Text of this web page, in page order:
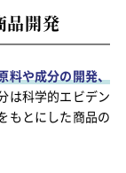
品開発
料や成分の開発、
は科学的エビデン
もとにした商品の